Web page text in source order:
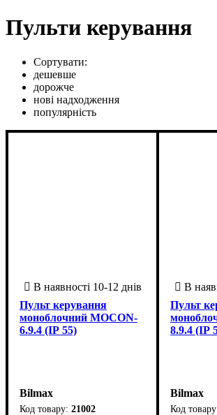
Пульти керування
Сортувати:
дешевше
дорожче
нові надходження
популярність
Пульт керування
моноблочний MOCON-
6.9.4 (ІР 55)
Bilmax
21002
Пульт
8.9.4 (ІР
Bilmax